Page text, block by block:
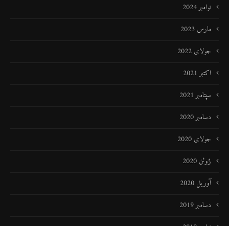
نوامبر 2024
مارس 2023
جولای 2022
اکتبر 2021
سپتامبر 2021
دسامبر 2020
جولای 2020
ژوئن 2020
آوریل 2020
دسامبر 2019